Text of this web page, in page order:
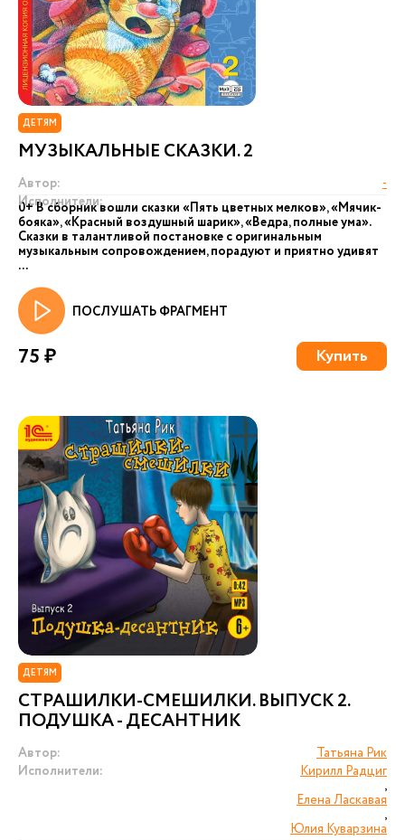
ДЕТЯМ
МУЗЫКАЛЬНЫЕ СКАЗКИ. 2
Автор:
-
Исполнители:
0+ В сборник вошли сказки «Пять цветных мелков», «Мячик-
бояка», «Красный воздушный шарик», «Ведра, полные ума».
Сказки в талантливой постановке с оригинальным
музыкальным сопровождением, порадуют и приятно удивят
...
ПОСЛУШАТЬ ФРАГМЕНТ
75 ₽ Купить
ДЕТЯМ
СТРАШИЛКИ-СМЕШИЛКИ. ВЫПУСК 2.
ПОДУШКА - ДЕСАНТНИК
Автор:
Татьяна Рик
Исполнители:
Кирилл Радциг
,
Елена Ласкавая
,
Юлия Куварзина